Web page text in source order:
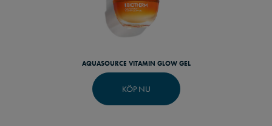
AQUASOURCE VITAMIN GLOW GEL
KÖP NU